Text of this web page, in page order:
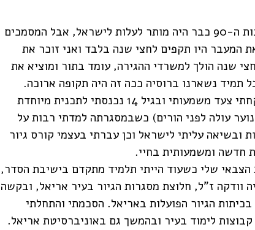
עם תחילת שנות ה-90 כבר היה מותר לעלות לישראל, אבל המסמכים
המעבר היו תקפים לחצי שנה בלבד ואני זוכר את
שנה הולך למשרדי ההגירה, עומד בתור ומוציא את
תמיד נשארנו ברוסיה ככה זה היה תקופה ארוכה.
לבסוף אני לקחתי צעד משמעותי ובגיל 14 נכנסתי לתכנית מיוחדת
עולה לפני הורים) כשבמסגרתה למדתי רבות על
ובשיאה עליתי לישראל וכן עברתי בעצמי קורס גיור
חדשה ומשמעותית בחיי.
הצבאי שלי כשעוד הייתי תלמיד מתקדם בישיבת הסדר,
וודקה ז"ל, חלוצת מסגרות הגיור בעיר אריאל, ובקשה
הגיור הפועלות באריאל. הסכמתי והתחלתי
לימוד בעיר ובהמשך גם באוניברסיטת אריאל.